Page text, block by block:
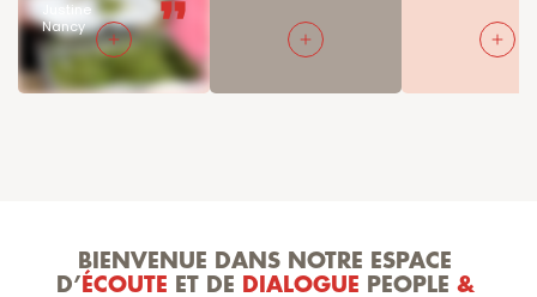
Justine
Nancy
BIENVENUE DANS NOTRE ESPACE
D’ ÉCOUTE ET DE DIALOGUE PEOPLE &